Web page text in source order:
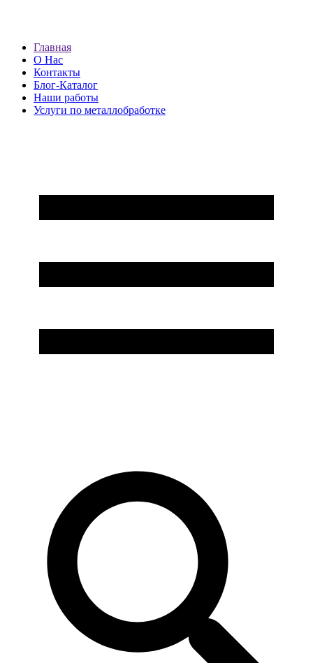
Главная
О Нас
Контакты
Блог-Каталог
Наши работы
Услуги по металлобработке